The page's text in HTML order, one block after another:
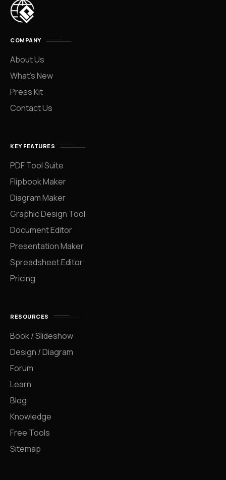
COMPANY
About Us
What’s New
Press Kit
Contact Us
KEY FEATURES
PDF Tool Suite
Flipbook Maker
Diagram Maker
Graphic Design Tool
Document Editor
Presentation Maker
Spreadsheet Editor
Pricing
RESOURCES
Book / Slideshow
Design / Diagram
Forum
Learn
Blog
Knowledge
Free Tools
Sitemap